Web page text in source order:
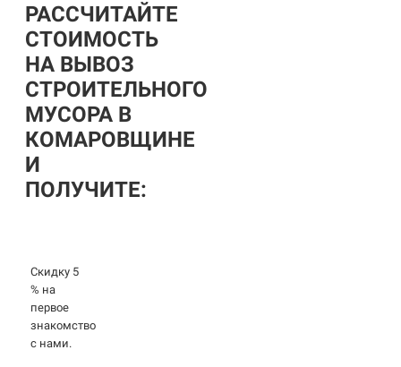
РАССЧИТАЙТЕ
СТОИМОСТЬ
НА ВЫВОЗ
СТРОИТЕЛЬНОГО
МУСОРА В
КОМАРОВЩИНЕ
И
ПОЛУЧИТЕ:
Скидку 5
% на
первое
знакомство
с нами.